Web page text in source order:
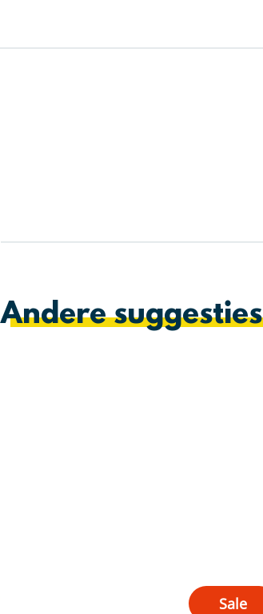
Andere suggesties
Sale